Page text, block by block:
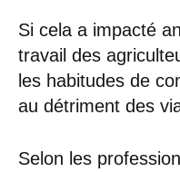
Si cela a impacté
travail des
les habitudes de
au détriment des
Selon les